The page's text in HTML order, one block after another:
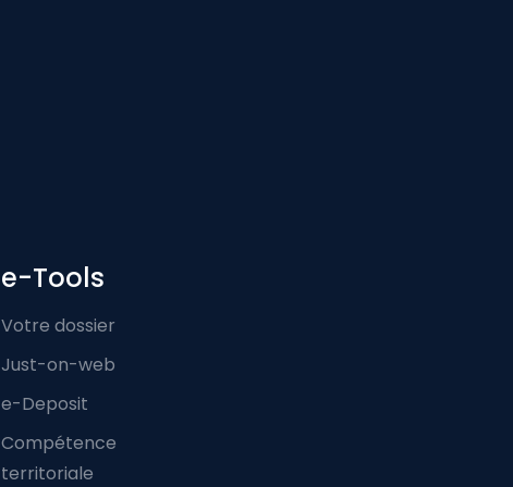
e-Tools
Votre dossier
Just-on-web
e-Deposit
Compétence
territoriale